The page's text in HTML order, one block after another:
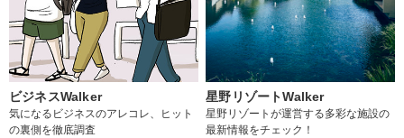
ビジネスWalker
気になるビジネスのアレコレ、ヒット
の裏側を徹底調査
星野リゾートWalker
星野リゾートが運営する多彩な施設の
最新情報をチェック！